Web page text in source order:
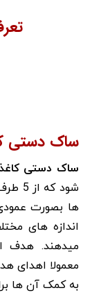
ساک دستی
ساک دستی
شود
ها بصورت
اندازه های
میدهند. هدف
معمولا اهدای
به کمک آن ها